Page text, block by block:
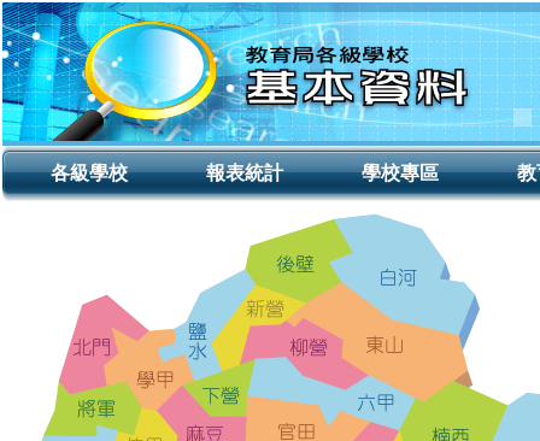
各級學校 報表統計 學校專區 教